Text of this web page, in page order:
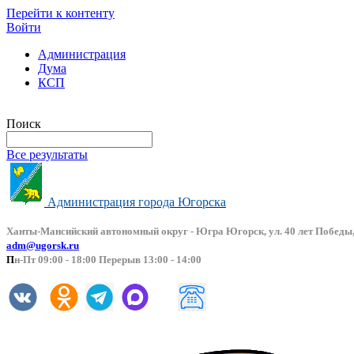
Перейти к контенту
Войти
Администрация
Дума
КСП
Поиск
Все результаты
Администрация города Югорска
Ханты-Мансийский автономный округ - Югра Югорск, ул. 40 лет
adm@ugorsk.ru
Пн-Пт 09:00 - 18:00 Перерыв 13:00 - 14:00